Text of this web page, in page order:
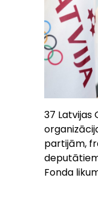
37 Latvijas
partijām,
Fonda